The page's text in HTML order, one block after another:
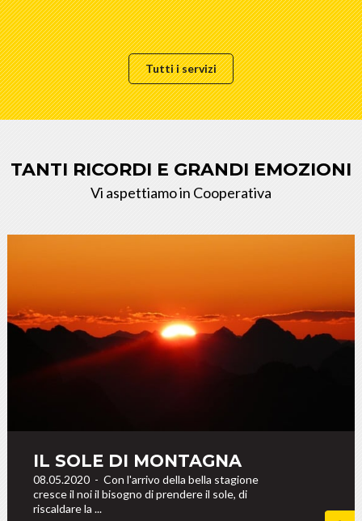
Tutti i servizi
TANTI RICORDI E GRANDI EMOZIONI
Vi aspettiamo in Cooperativa
IL SOLE DI MONTAGNA
08.05.2020 - Con l'arrivo della bella stagione
cresce il noi il bisogno di prendere il sole, di
riscaldare la ...